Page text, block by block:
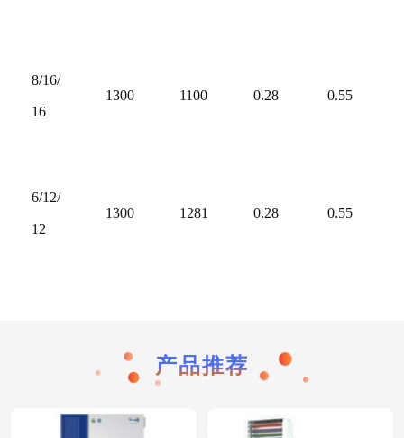
8/16/
16
1300 1100 0.28 0.55
6/12/
12
1300 1281 0.28 0.55
产品推荐